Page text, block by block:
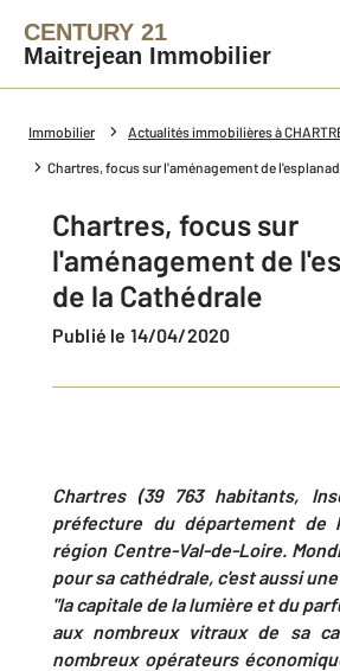
CENTURY 21
Maitrejean Immobilier
Immobilier Actualités immobilières à
Chartres, focus sur l'aménagement de
Chartres, focus sur
l'aménagement de
de la Cathédrale
Publié le 14/04/2020
Chartres (39 763 habitants,
préfecture du département de
région Centre-Val-de-Loire.
pour sa cathédrale, c'est aussi
"la capitale de la lumière et du
aux nombreux vitraux de sa
nombreux opérateurs